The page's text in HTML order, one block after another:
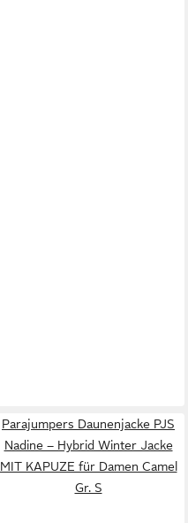
Parajumpers Daunenjacke PJS
Nadine – Hybrid Winter Jacke
MIT KAPUZE für Damen Camel
Gr. S